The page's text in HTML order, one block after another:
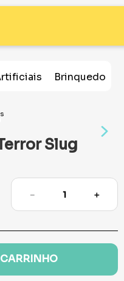
Brinquedos
Slug
＋
－